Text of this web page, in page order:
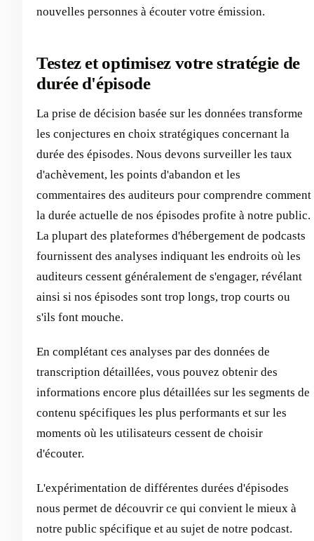
nouvelles personnes à écouter votre émission.
Testez et optimisez votre stratégie de
durée d'épisode
La prise de décision basée sur les données transforme
les conjectures en choix stratégiques concernant la
durée des épisodes. Nous devons surveiller les taux
d'achèvement, les points d'abandon et les
commentaires des auditeurs pour comprendre comment
la durée actuelle de nos épisodes profite à notre public.
La plupart des plateformes d'hébergement de podcasts
fournissent des analyses indiquant les endroits où les
auditeurs cessent généralement de s'engager, révélant
ainsi si nos épisodes sont trop longs, trop courts ou
s'ils font mouche.
En complétant ces analyses par des données de
transcription détaillées, vous pouvez obtenir des
informations encore plus détaillées sur les segments de
contenu spécifiques les plus performants et sur les
moments où les utilisateurs cessent de choisir
d'écouter.
L'expérimentation de différentes durées d'épisodes
nous permet de découvrir ce qui convient le mieux à
notre public spécifique et au sujet de notre podcast.